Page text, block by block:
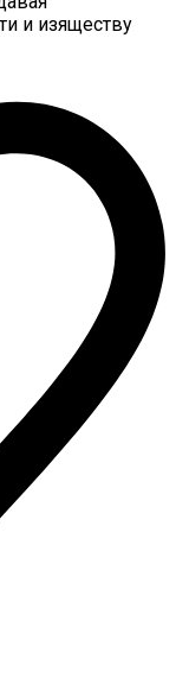
и изяществу